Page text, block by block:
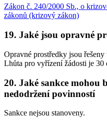
Zákon č. 240/2000 Sb., o
zákonů (krizový zákon)
19. Jaké jsou opravné
Opravné prostředky jsou
Lhůta pro vyřízení žádosti je 30
20. Jaké sankce mohou
nedodržení povinností
Sankce nejsou stanoveny.